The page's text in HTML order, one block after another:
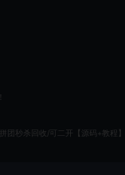
团秒杀回收/可二开【源码+教程】